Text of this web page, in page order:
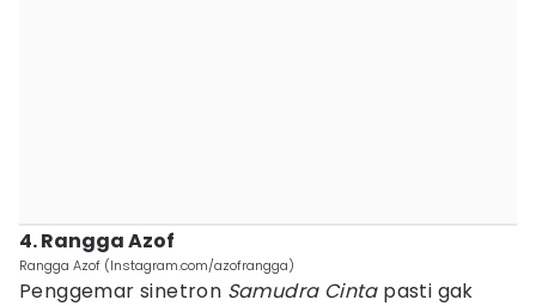
4. Rangga Azof
Rangga Azof (Instagram.com/azofrangga)
Penggemar sinetron Samudra Cintapasti gak